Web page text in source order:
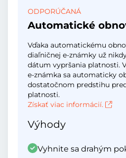
ODPORÚČANÁ
Automatické
Vďaka automatickému
diaľničnej e-známky už
dátum vypršania platnosti.
e-známka sa automaticky
dostatočnom predstihu
platnosti.
Získať viac informácií.
Výhody
Vyhnite sa drahým